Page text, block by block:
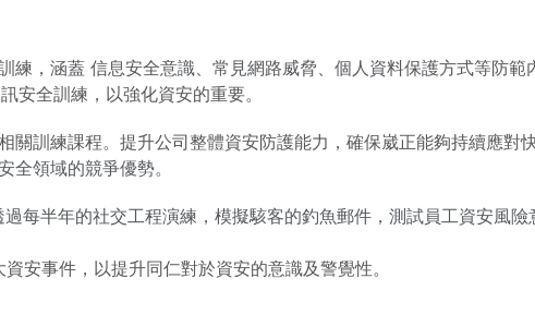
，涵蓋 信息安全意識、常見網路威脅、個人資料保護方式等防範
全訓練，以強化資安的重要。
訓練課程。提升公司整體資安防護能力，確保崴正能夠持續應對
領域的競爭優勢。
每半年的社交工程演練，模擬駭客的釣魚郵件，測試員工資安風險
安事件，以提升同仁對於資安的意識及警覺性。